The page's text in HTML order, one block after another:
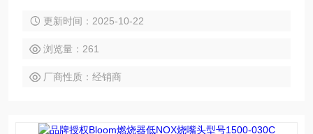
更新时间：2025-10-22
浏览量：261
厂商性质：经销商